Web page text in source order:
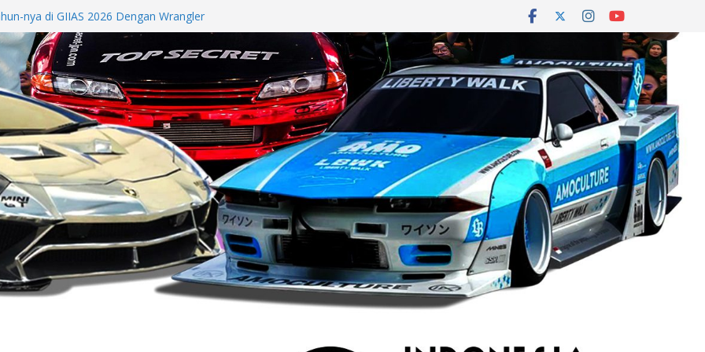
nya di GIIAS 2026 Dengan Wrangler
Wheel GIIAS 2026
200 4MATIC, Puncak Inovasi
Tahun di GIIAS 2026
Global dari EV hingga Formula 3
Comfort dari Booth hingga